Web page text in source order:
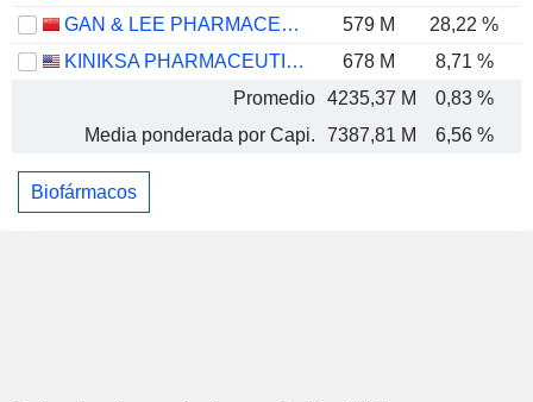
GAN & LEE PHARMACEUTICALS.
579 M 28,22 %
KINIKSA PHARMACEUTICALS INTERNATIONAL, PLC
678 M 8,71 %
Promedio 4235,37 M 0,83 %
Media ponderada por Capi.
7387,81 M 6,56 %
Biofármacos